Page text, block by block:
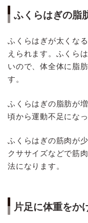
ふくらはぎの脂
ふくらはぎが太くな
えられます。ふくら
いので、体全体に脂
す。
ふくらはぎの脂肪が
頃から運動不足にな
ふくらはぎの筋肉が
クササイズなどで筋
法になります。
片足に体重をか